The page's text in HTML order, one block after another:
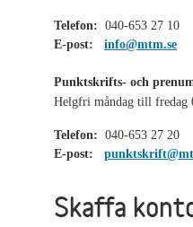
Telefon: 040-653 27 10
E-post:
info@mtm.se
Punktskrifts- och
Helgfri måndag till fredag
Telefon: 040-653 27 20
E-post:
Skaffa